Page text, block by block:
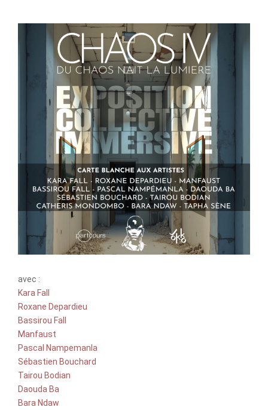
avec :
Kara Fall
Roxane Depardieu
Bassirou Fall
Manfaust
Pascal Nampemanla
Sébastien Bouchard
Tairou Bodian
Daouda Ba
Bara Ndaw